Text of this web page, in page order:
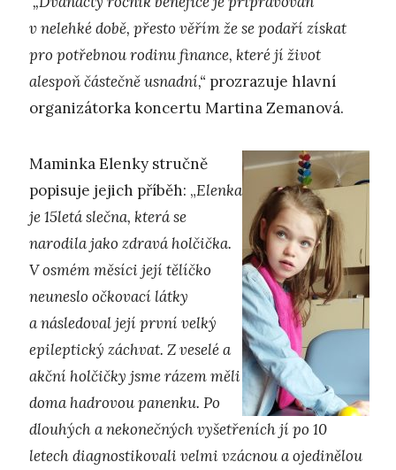
v nelehké době, přesto věřím že se podaří získat
pro potřebnou rodinu finance, které jí život
alespoň částečně usnadní,“ prozrazuje hlavní
organizátorka koncertu Martina Zemanová.
Maminka Elenky stručně
popisuje jejich příběh: „Elenka
je 15letá slečna, která se
narodila jako zdravá holčička.
V osmém měsíci její tělíčko
neuneslo očkovací látky
a následoval její první velký
epileptický záchvat. Z veselé a
akční holčičky jsme rázem měli
doma hadrovou panenku. Po
dlouhých a nekonečných vyšetřeních jí po 10
letech diagnostikovali velmi vzácnou a ojedinělou